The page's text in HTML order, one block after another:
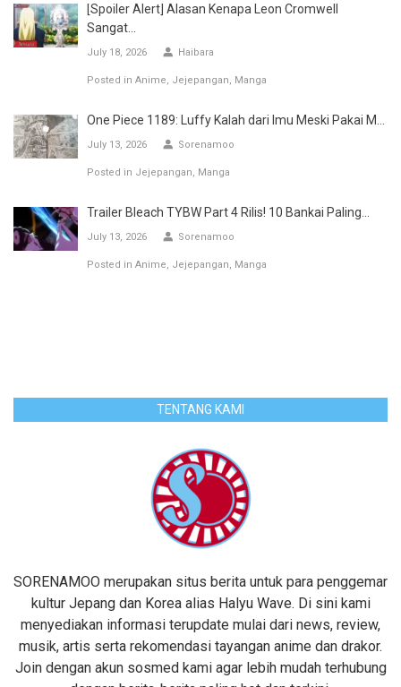
[Spoiler Alert] Alasan Kenapa Leon Cromwell
Sangat...
July 18, 2026 Haibara
Posted in Anime Jejepangan Manga
One Piece 1189: Luffy Kalah dari Imu Meski Pakai M...
July 13, 2026 Sorenamoo
Posted in Jejepangan Manga
Trailer Bleach TYBW Part 4 Rilis! 10 Bankai Paling...
July 13, 2026 Sorenamoo
Posted in Anime Jejepangan Manga
TENTANG KAMI
SORENAMOO merupakan situs berita untuk para penggemar
kultur Jepang dan Korea alias Halyu Wave. Di sini kami
menyediakan informasi terupdate mulai dari news, review,
musik, artis serta rekomendasi tayangan anime dan drakor.
Join dengan akun sosmed kami agar lebih mudah terhubung